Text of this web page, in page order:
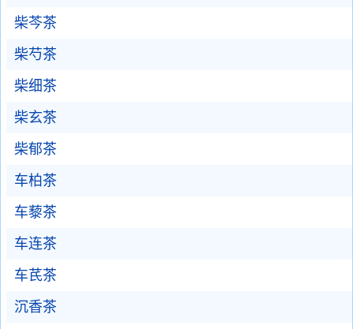
柴芩茶
柴芍茶
柴细茶
柴玄茶
柴郁茶
车柏茶
车藜茶
车连茶
车芪茶
沉香茶